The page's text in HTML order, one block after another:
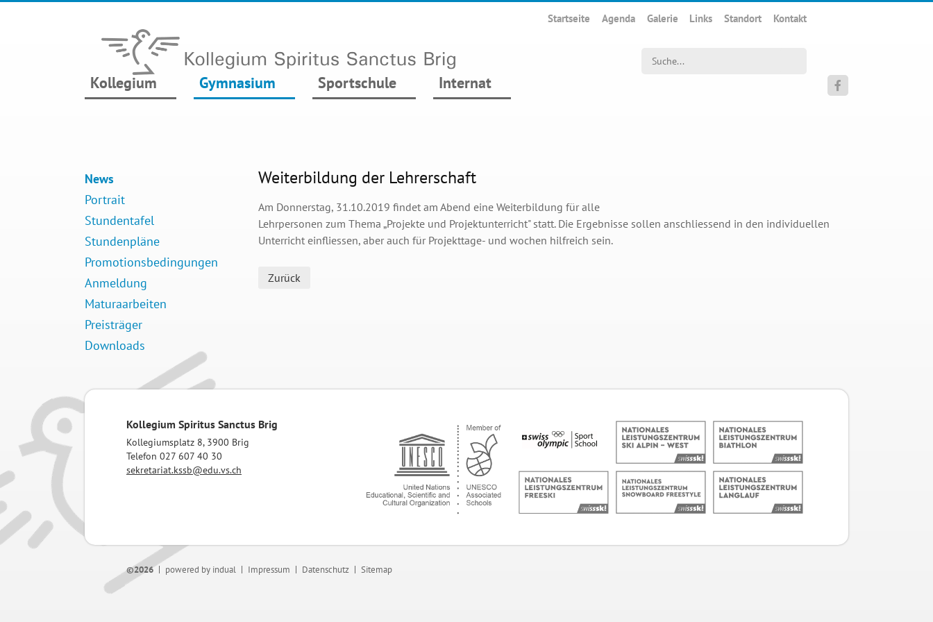
Startseite Agenda Galerie Links Standort Kontakt
Kollegium Gymnasium Sportschule Internat 
News
Portrait
Stundentafel
Stundenpläne
Promotionsbedingungen
Anmeldung
Maturaarbeiten
Preisträger
Downloads
Weiterbildung der Lehrerschaft
Am Donnerstag, 31.10.2019 findet am Abend eine Weiterbildung für alle
Lehrpersonen zum Thema „Projekte und Projektunterricht" statt. Die Ergebnisse sollen anschliessend in den individuellen
Unterricht einfliessen, aber auch für Projekttage- und wochen hilfreich sein.
Zurück
Kollegium Spiritus Sanctus Brig
Kollegiumsplatz 8, 3900 Brig
Telefon 027 607 40 30
sekretariat.kssb@edu.vs.ch
©2026 powered by indual Impressum Datenschutz Sitemap